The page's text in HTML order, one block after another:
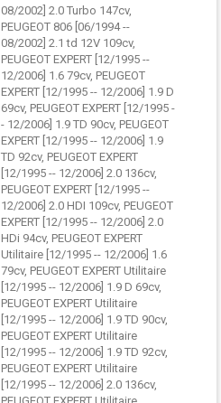
08/2002] 2.0 Turbo 147cv,
PEUGEOT 806 [06/1994 --
08/2002] 2.1 td 12V 109cv,
PEUGEOT EXPERT [12/1995 --
12/2006] 1.6 79cv, PEUGEOT
EXPERT [12/1995 -- 12/2006] 1.9 D
69cv, PEUGEOT EXPERT [12/1995 -
- 12/2006] 1.9 TD 90cv, PEUGEOT
EXPERT [12/1995 -- 12/2006] 1.9
TD 92cv, PEUGEOT EXPERT
[12/1995 -- 12/2006] 2.0 136cv,
PEUGEOT EXPERT [12/1995 --
12/2006] 2.0 HDI 109cv, PEUGEOT
EXPERT [12/1995 -- 12/2006] 2.0
HDi 94cv, PEUGEOT EXPERT
Utilitaire [12/1995 -- 12/2006] 1.6
79cv, PEUGEOT EXPERT Utilitaire
[12/1995 -- 12/2006] 1.9 D 69cv,
PEUGEOT EXPERT Utilitaire
[12/1995 -- 12/2006] 1.9 TD 90cv,
PEUGEOT EXPERT Utilitaire
[12/1995 -- 12/2006] 1.9 TD 92cv,
PEUGEOT EXPERT Utilitaire
[12/1995 -- 12/2006] 2.0 136cv,